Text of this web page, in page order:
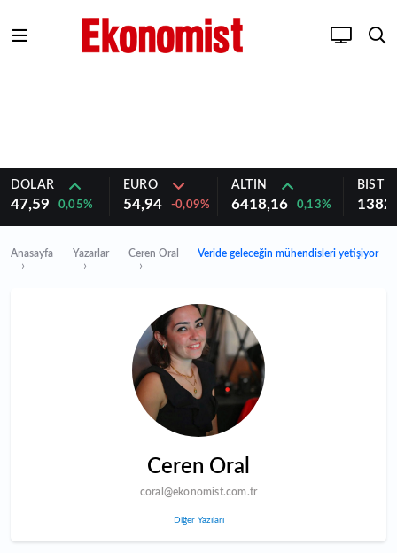
DOLAR
47,59 0,05%
EURO
54,94 -0,09%
ALTIN
6418,16 0,13%
BIST
Anasayfa Yazarlar Ceren Oral Veride geleceğin mühendisleri yetişiyor
Ceren Oral
coral@ekonomist.com.tr
Diğer Yazıları